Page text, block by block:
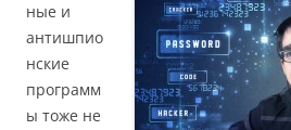
ные и
антишпио
нские
программ
ы тоже не